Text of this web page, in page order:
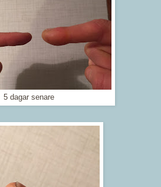
5 dagar senare